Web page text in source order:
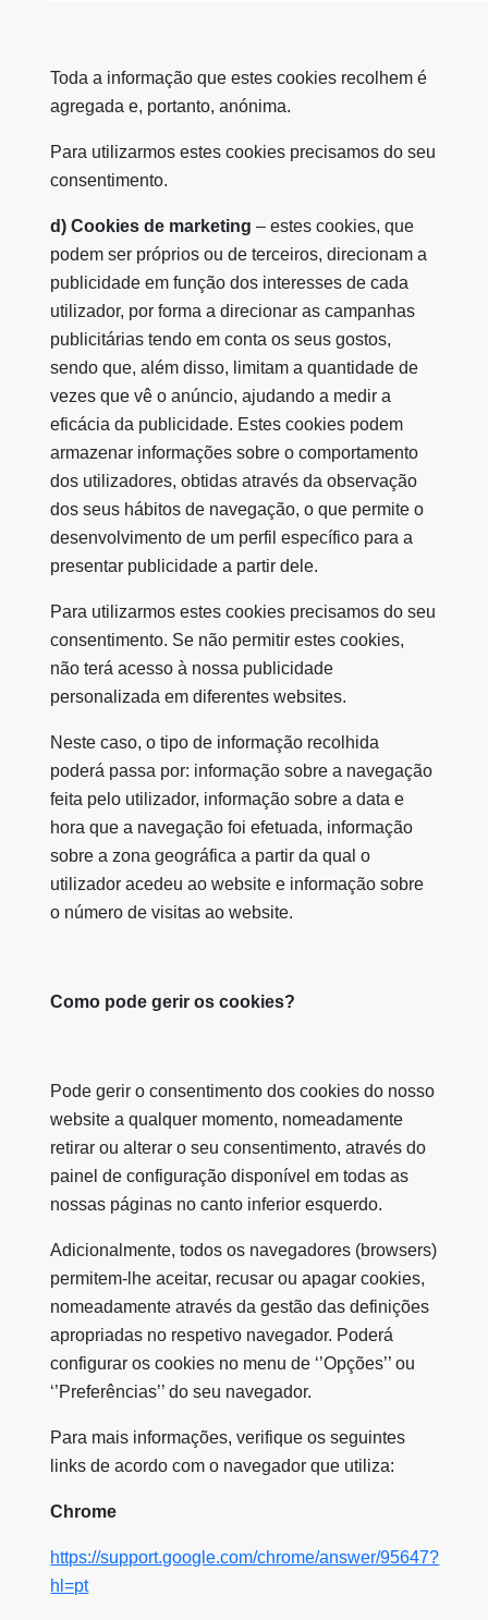
Toda a informação que estes cookies recolhem é
agregada e, portanto, anónima.
Para utilizarmos estes cookies precisamos do seu
consentimento.
d) Cookies de marketing – estes cookies, que
podem ser próprios ou de terceiros, direcionam a
publicidade em função dos interesses de cada
utilizador, por forma a direcionar as campanhas
publicitárias tendo em conta os seus gostos,
sendo que, além disso, limitam a quantidade de
vezes que vê o anúncio, ajudando a medir a
eficácia da publicidade. Estes cookies podem
armazenar informações sobre o comportamento
dos utilizadores, obtidas através da observação
dos seus hábitos de navegação, o que permite o
desenvolvimento de um perfil específico para a
presentar publicidade a partir dele.
Para utilizarmos estes cookies precisamos do seu
consentimento. Se não permitir estes cookies,
não terá acesso à nossa publicidade
personalizada em diferentes websites.
Neste caso, o tipo de informação recolhida
poderá passa por: informação sobre a navegação
feita pelo utilizador, informação sobre a data e
hora que a navegação foi efetuada, informação
sobre a zona geográfica a partir da qual o
utilizador acedeu ao website e informação sobre
o número de visitas ao website.
Como pode gerir os cookies?
Pode gerir o consentimento dos cookies do nosso
website a qualquer momento, nomeadamente
retirar ou alterar o seu consentimento, através do
painel de configuração disponível em todas as
nossas páginas no canto inferior esquerdo.
Adicionalmente, todos os navegadores (browsers)
permitem-lhe aceitar, recusar ou apagar cookies,
nomeadamente através da gestão das definições
apropriadas no respetivo navegador. Poderá
configurar os cookies no menu de ‘’Opções’’ ou
‘’Preferências’’ do seu navegador.
Para mais informações, verifique os seguintes
links de acordo com o navegador que utiliza:
Chrome
https://support.google.com/chrome/answer/95647?
hl=pt